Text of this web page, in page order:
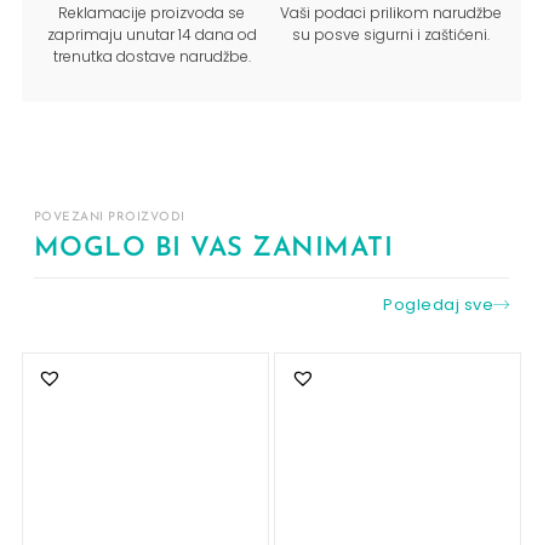
Reklamacije proizvoda se
zaprimaju unutar 14 dana od
trenutka dostave narudžbe.
Vaši podaci prilikom narudžbe
su posve sigurni i zaštićeni.
POVEZANI PROIZVODI
MOGLO BI VAS ZANIMATI
Pogledaj sve